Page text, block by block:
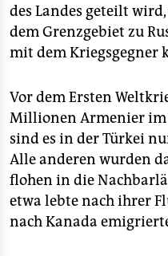
des Landes geteilt
dem Grenzgebiet zu
mit dem Kriegsgegner
Vor dem Ersten
Millionen Armenier im
sind es in der Türkei
Alle anderen wurden
flohen in die
etwa lebte nach ihrer
nach Kanada